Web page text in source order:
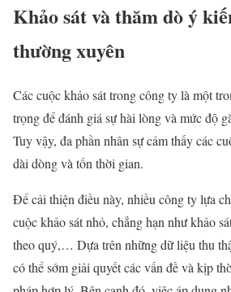
Khảo sát và thăm dò ý
thường xuyên
Các cuộc khảo sát trong công ty là một
trọng để đánh giá sự hài lòng và mức độ
Tuy vậy, đa phần nhân sự cảm thấy các
dài dòng và tốn thời gian.
Để cải thiện điều này, nhiều công ty lựa
cuộc khảo sát nhỏ, chẳng hạn như khảo
theo quý,… Dựa trên những dữ liệu thu
có thể sớm giải quyết các vấn đề và kịp